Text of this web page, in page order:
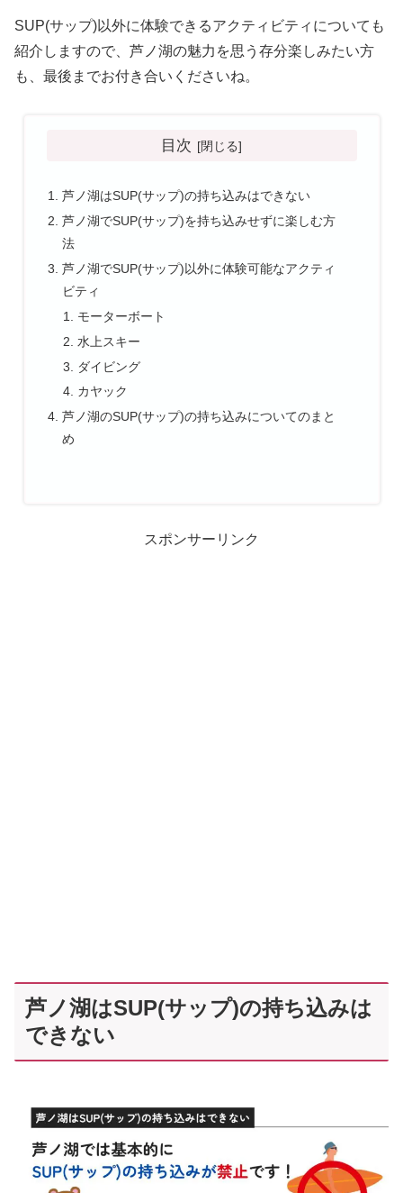
SUP(サップ)以外に体験できるアクティビティについても
紹介しますので、芦ノ湖の魅力を思う存分楽しみたい方
も、最後までお付き合いくださいね。
目次
芦ノ湖はSUP(サップ)の持ち込みはできない
芦ノ湖でSUP(サップ)を持ち込みせずに楽しむ方
法
芦ノ湖でSUP(サップ)以外に体験可能なアクティ
ビティ
モーターボート
水上スキー
ダイビング
カヤック
芦ノ湖のSUP(サップ)の持ち込みについてのまと
め
スポンサーリンク
芦ノ湖はSUP(サップ)の持ち込みは
できない